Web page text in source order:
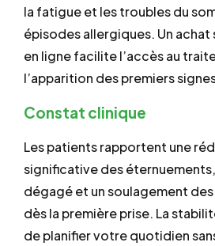
la fatigue et les troubles du
épisodes allergiques. Un achat
en ligne facilite l’accès au
l’apparition des premiers
Constat clinique
Les patients rapportent une
significative des éternuements,
dégagé et un soulagement
dès la première prise. La
de planifier votre quotidien